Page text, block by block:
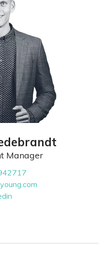
Manager